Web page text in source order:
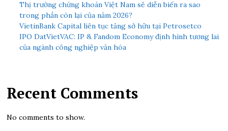
Thị trường chứng khoán Việt Nam sẽ diễn biến ra sao
trong phần còn lại của năm 2026?
VietinBank Capital liên tục tăng sở hữu tại Petrosetco
IPO DatVietVAC: IP & Fandom Economy định hình tương lai
của ngành công nghiệp văn hóa
Recent Comments
No comments to show.